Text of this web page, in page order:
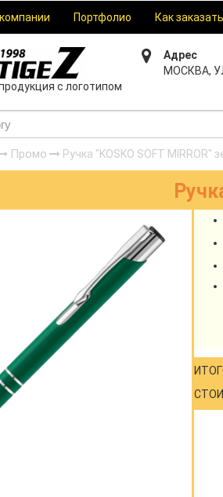
Портфолио Как заказать
с логотипом
Адрес
МОСКВА,
Промо Ручка "KOSKO SOFT MIRROR"